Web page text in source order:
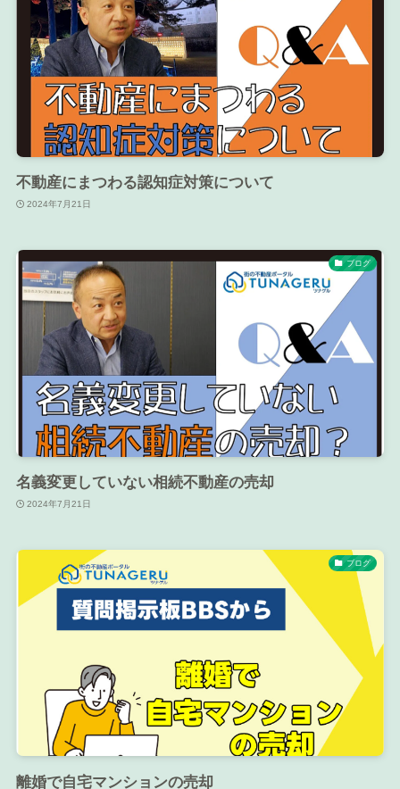
不動産にまつわる認知症対策について
2024年7月21日
ブログ
名義変更していない相続不動産の売却
2024年7月21日
ブログ
離婚で自宅マンションの売却